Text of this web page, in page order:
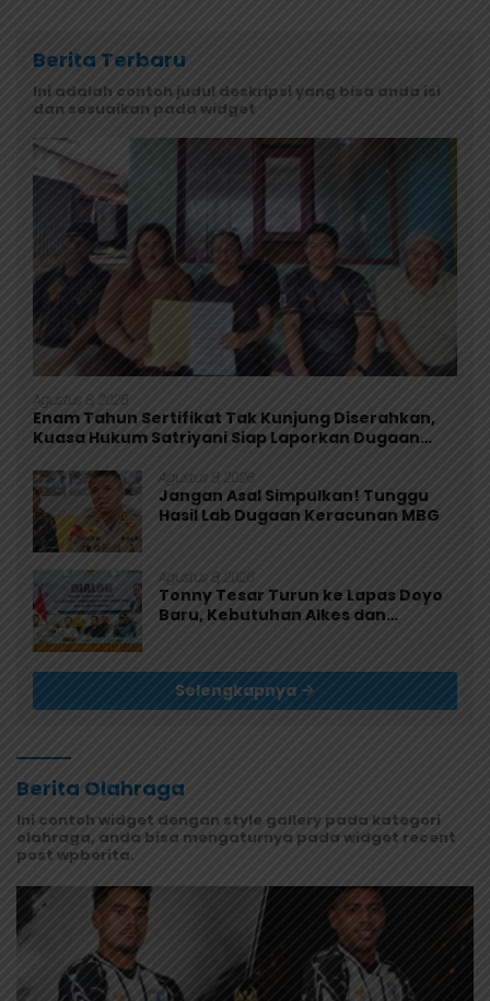
Berita Terbaru
Ini adalah contoh judul deskripsi yang bisa anda isi
dan sesuaikan pada widget
Agustus 8, 2026
Enam Tahun Sertifikat Tak Kunjung Diserahkan,
Kuasa Hukum Satriyani Siap Laporkan Dugaan
Agustus 8, 2026
Jangan Asal Simpulkan! Tunggu
Hasil Lab Dugaan Keracunan MBG
Agustus 8, 2026
Tonny Tesar Turun ke Lapas Doyo
Baru, Kebutuhan Alkes dan
Selengkapnya
Berita Olahraga
Ini contoh widget dengan style gallery pada kategori
olahraga, anda bisa mengaturnya pada widget recent
post wpberita.